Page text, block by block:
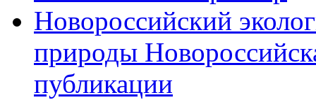
Новороссийский
природы
публикации